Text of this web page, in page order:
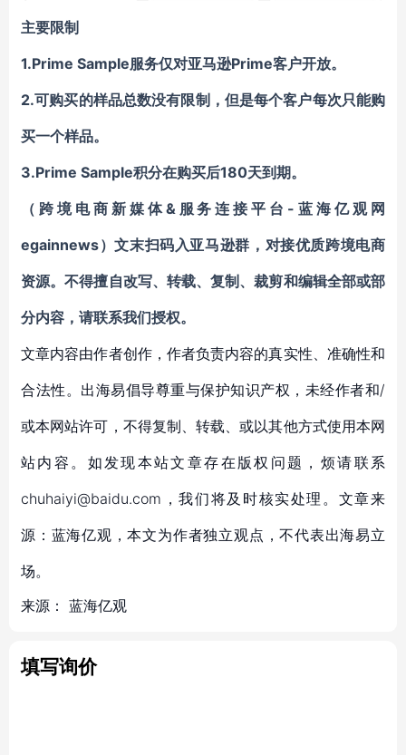
主要限制
1.Prime Sample服务仅对亚马逊Prime客户开放。
2.可购买的样品总数没有限制 ，但是每个客户每次只能购
买一个样品。
3.Prime Sample积分在购买后180天到期。
（跨境电商新媒体&服务连接平台-蓝海亿观网
egainnews）文末扫码入亚马逊群，对接优质跨境电商
资源。不得擅自改写、 转载、复制、裁剪和编辑全部或部
分内容，请联系我们授权。
文章内容由作者创作，作者负责内容的真实性、准确性和
合法性。出海易倡导尊重与保护知识产权，未经作者和/
或本网站许可，不得复制、转载、或以其他方式使用本网
站内容。如发现本站文章存在版权问题，烦请联系
chuhaiyi@baidu.com，我们将及时核实处理。文章来
源：蓝海亿观，本文为作者独立观点，不代表出海易立
场。
来源： 蓝海亿观
填写询价